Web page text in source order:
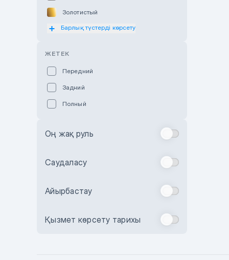
Золотистый
Оранжевый
Зеленый
Бежевый
Комбинированный
Барлық түстерді көрсету
ЖЕТЕК
Передний
Задний
Полный
Оң жақ руль
Саудаласу
Айырбастау
Қызмет көрсету тарихы